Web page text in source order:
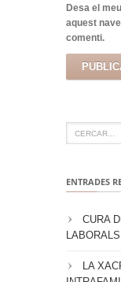
Desa el
aquest
comenti.
ENTRADES
CURA
LABORALS
LA